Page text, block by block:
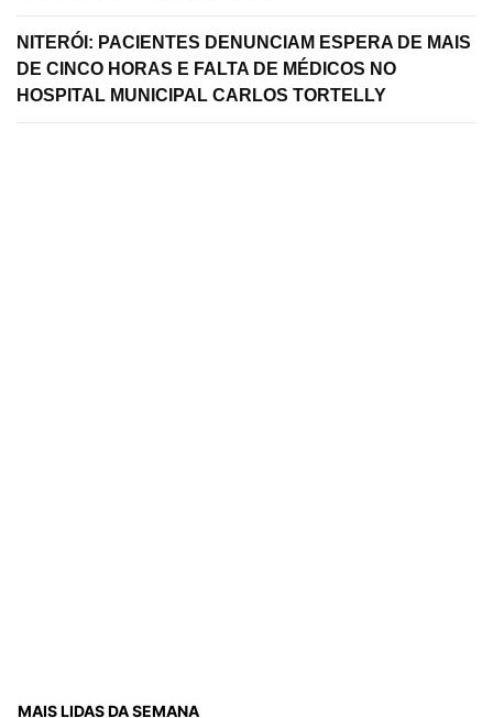
NITERÓI: PACIENTES DENUNCIAM ESPERA DE MAIS
DE CINCO HORAS E FALTA DE MÉDICOS NO
HOSPITAL MUNICIPAL CARLOS TORTELLY
MAIS LIDAS DA SEMANA